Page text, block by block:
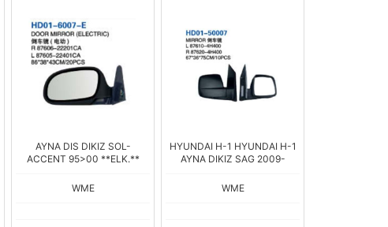
AYNA DIS DIKIZ SOL-
ACCENT 95>00 **ELK.**
WME
HYUNDAI H-1 HYUNDAI H-1
AYNA DIKIZ SAG 2009-
WME